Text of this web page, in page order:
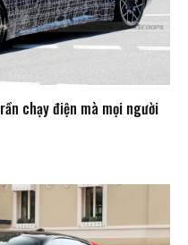
chạy điện mà mọi người